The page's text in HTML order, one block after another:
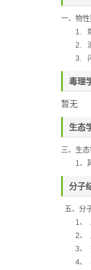
一、物
1.
2.
3.
毒理
暂无
生态
三、生态
1 、
分子
五、分
1 、
2、
3、
4、